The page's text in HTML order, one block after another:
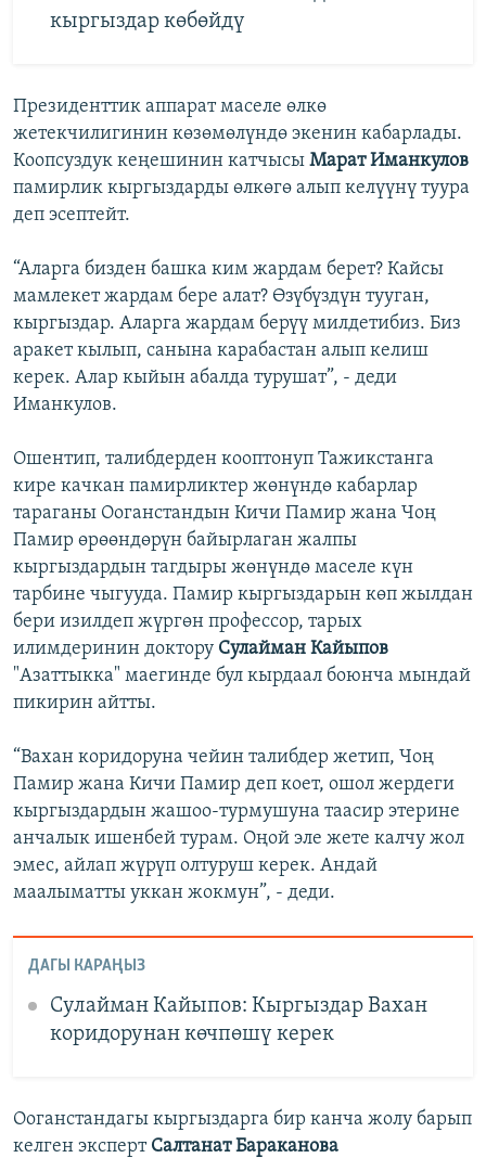
кыргыздар көбөйдү
Президенттик аппарат маселе өлкө
жетекчилигинин көзөмөлүндө экенин кабарлады.
Коопсуздук кеңешинин катчысы Марат Иманкулов
памирлик кыргыздарды өлкөгө алып келүүнү туура
деп эсептейт.
“Аларга бизден башка ким жардам берет? Кайсы
мамлекет жардам бере алат? Өзүбүздүн тууган,
кыргыздар. Аларга жардам берүү милдетибиз. Биз
аракет кылып, санына карабастан алып келиш
керек. Алар кыйын абалда турушат”, - деди
Иманкулов.
Ошентип, талибдерден кооптонуп Тажикстанга
кире качкан памирликтер жөнүндө кабарлар
тараганы Ооганстандын Кичи Памир жана Чоң
Памир өрөөндөрүн байырлаган жалпы
кыргыздардын тагдыры жөнүндө маселе күн
тарбине чыгууда. Памир кыргыздарын көп жылдан
бери изилдеп жүргөн профессор, тарых
илимдеринин доктору Сулайман Кайыпов
"Азаттыкка" маегинде бул кырдаал боюнча мындай
пикирин айтты.
“Вахан коридоруна чейин талибдер жетип, Чоң
Памир жана Кичи Памир деп коет, ошол жердеги
кыргыздардын жашоо-турмушуна таасир этерине
анчалык ишенбей турам. Оңой эле жете калчу жол
эмес, айлап жүрүп олтуруш керек. Андай
маалыматты уккан жокмун”, - деди.
ДАГЫ КАРАҢЫЗ
Сулайман Кайыпов: Кыргыздар Вахан
коридорунан көчпөшү керек
Ооганстандагы кыргыздарга бир канча жолу барып
келген эксперт Салтанат Бараканова